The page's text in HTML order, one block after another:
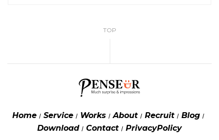
TOP
Home Service Works About Recruit
Blog
Download
Contact PrivacyPolicy